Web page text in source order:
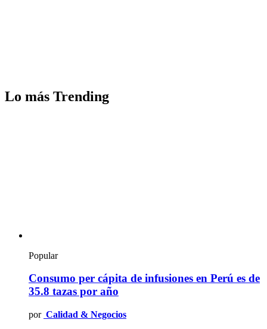
Lo más Trending
Popular
Consumo per cápita de infusiones en Perú es de
35.8 tazas por año
por Calidad & Negocios